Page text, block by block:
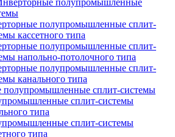
полупромышленные сплит-
кассетного типа
полупромышленные сплит-
напольно-потолочного типа
полупромышленные сплит-
канального типа
сплит-системы
сплит-системы
типа
сплит-системы
типа